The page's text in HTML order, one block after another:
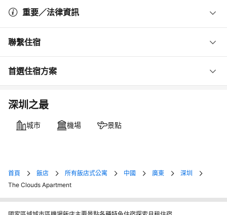
重要／法律資訊
聯繫住宿
首選住宿方案
深圳之最
城市 機場 景點
首頁 飯店 所有飯店式公寓 中國 廣東
深圳
The Clouds Apartment